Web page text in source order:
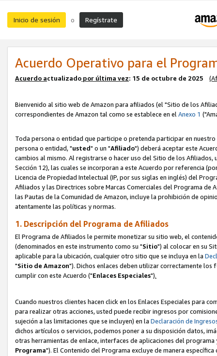
Inicio de sesión o Regístrate
Acuerdo Operativo para el
Acuerdo actualizado por última vez: 15 de octubre de 2025
Bienvenido al sitio web de Amazon para afiliados (el "Sitio de los
correspondientes de Amazon tal como se establece en elAnexo 1
Toda persona o entidad que participe o pretenda participar en
persona o entidad, "usted" o un "Afiliado") deberá aceptar este
cambios al mismo. Al registrarse o hacer uso del Sitio de los
Sección 12), las cuales se incorporan a este Acuerdo por referencia
Licencia de Propiedad Intelectual (IP, por sus siglas en inglés) del
Afiliados y las Directrices sobre Marcas Comerciales del Programa
las Pautas de la Comunidad de Amazon, incluye la prohibición de
atentamente las políticas y normas.
1. Descripción del Programa de Afiliados
El Programa de Afiliados le permite monetizar su sitio web, el
(denominados en este instrumento como su "Sitio") al colocar en su
aplicable para la ubicación, cualquier otro sitio que se incluya en la
"Sitio de Amazon"). Dichos enlaces deben utilizar correctamente los
cumplir con este Acuerdo ("Enlaces Especiales").
Cuando nuestros clientes hacen click en los Enlaces Especiales para
para realizar otras acciones, usted puede recibir ingresos por
sujeción a las limitaciones que se incluyen) en la Declaración de
dichos artículos o servicios, podemos poner a su disposición datos,
otras herramientas de enlace, interfaces de aplicaciones del
Programa"). El Contenido del Programa excluye de manera